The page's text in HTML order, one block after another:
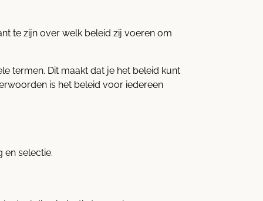
te zijn over welk beleid zij voeren om
termen. Dit maakt dat je het beleid kunt
is het beleid voor iedereen
selectie.